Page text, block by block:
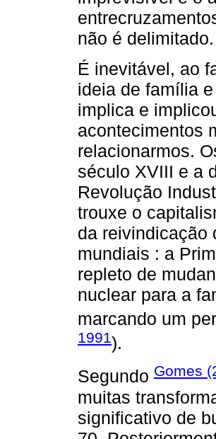
não é delimitado.
É inevitável, ao
ideia de família
implica e
acontecimentos
relacionarmos.
século XVIII e a
Revolução
trouxe o
da reivindicação
mundiais : a
repleto de
nuclear para a
marcando um
1991).
Segundo Gomes
muitas
significativo de